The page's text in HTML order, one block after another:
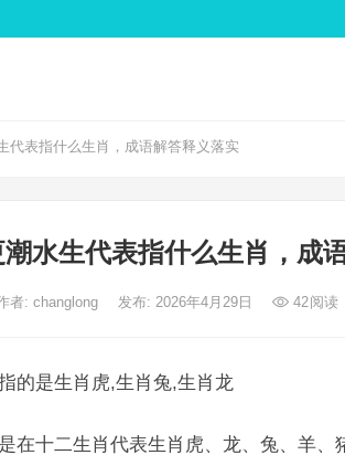
代表指什么生肖，成语解答释义落实
水生代表指什么生肖，成
者: changlong 发布: 2026年4月29日 42阅读
的是生肖虎,生肖兔,生肖龙
在十二生肖代表生肖虎、龙、兔、羊、